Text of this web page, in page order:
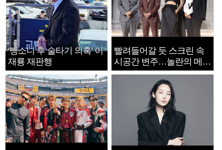
‘뺑소니 후 술타기 의혹’ 이
재룡 재판행
빨려들어갈 듯 스크린 속
시공간 변주…놀란의 메시
지는 ‘전쟁 속죄’